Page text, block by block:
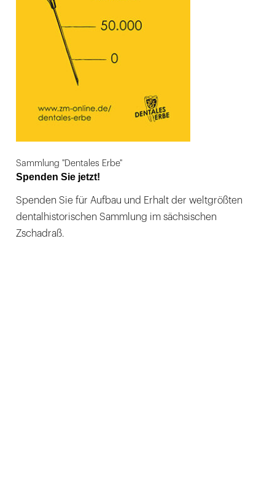
Sammlung "Dentales Erbe"
Spenden Sie jetzt!
Spenden Sie für Aufbau und Erhalt der weltgrößten
dentalhistorischen Sammlung im sächsischen
Zschadraß.